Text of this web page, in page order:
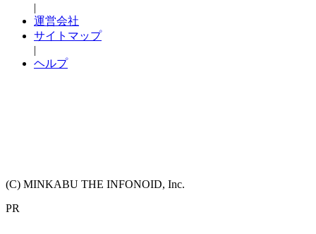
|
運営会社
サイトマップ
|
ヘルプ
(C) MINKABU THE INFONOID, Inc.
PR